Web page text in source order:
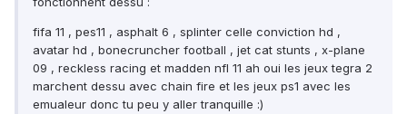
fifa 11 , pes11 , asphalt 6 , splinter celle conviction hd ,
avatar hd , bonecruncher football , jet cat stunts , x-plane
09 , reckless racing et madden nfl 11 ah oui les jeux tegra 2
marchent dessu avec chain fire et les jeux ps1 avec les
emualeur donc tu peu y aller tranquille :)